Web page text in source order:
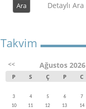
Detaylı Ara
Takvim
<< Ağustos 2026
P S Ç P C
3
4 5 6 7
10
11 12 13 14